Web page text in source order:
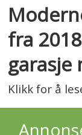
fra
garasje
Klikk for å